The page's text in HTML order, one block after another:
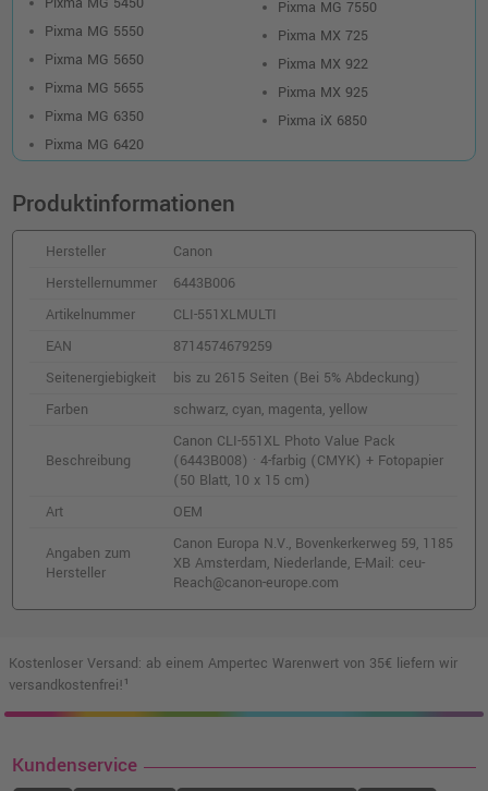
inkl. MwSt. zzgl. Versand
Canon PGI-550PGBK XL Druckerpatronen
Doppelpack (6431B005 / 6431B010) ·
Schwarz
35,99 € shopping_cart
Canon CLI-551C Druckerpatrone
(6509B001) · Cyan
o. MwSt. 10,92 €
inkl. MwSt.zzgl. Versand
Canon CLI-551XLGY Druckerpatrone
(6447B001) · Grau
16,99 €
inkl. MwSt.zzgl. Versand
shopping_cart
(6444B001) · Cyan
o. MwSt. 14,28 €
16,99 €
inkl. MwSt.zzgl. Versand
Canon PGI-550PGBKXL Druckerpatrone
o. MwSt.15,12 €
Pixma MG 5550
Pixma MG 5650
Pixma MG 5655
Pixma MG 6350
Pixma MG 6420
Pixma MG 7550
Pixma MX 725
Pixma MX 922
Pixma MX 925
Pixma iX 6850
Produktinformationen
Hersteller
Canon
Herstellernummer
6443B006
Artikelnummer
CLI-551XLMULTI
EAN
8714574679259
Seitenergiebigkeit
bis zu 2615 Seiten (Bei 5% Abdeckung)
Farben
schwarz, cyan, magenta, yellow
Beschreibung
Canon CLI-551XL Photo Value Pack
(6443B008) · 4-farbig (CMYK) + Fotopapier
(50 Blatt, 10 x 15 cm)
Art
OEM
Angaben zum
Hersteller
Canon Europa N.V., Bovenkerkerweg 59, 1185
XB Amsterdam, Niederlande, E-Mail: ceu-
Reach@canon-europe.com
Kostenloser Versand: ab einem Ampertec Warenwert von 35€ liefern wir
versandkostenfrei!¹
Kundenservice